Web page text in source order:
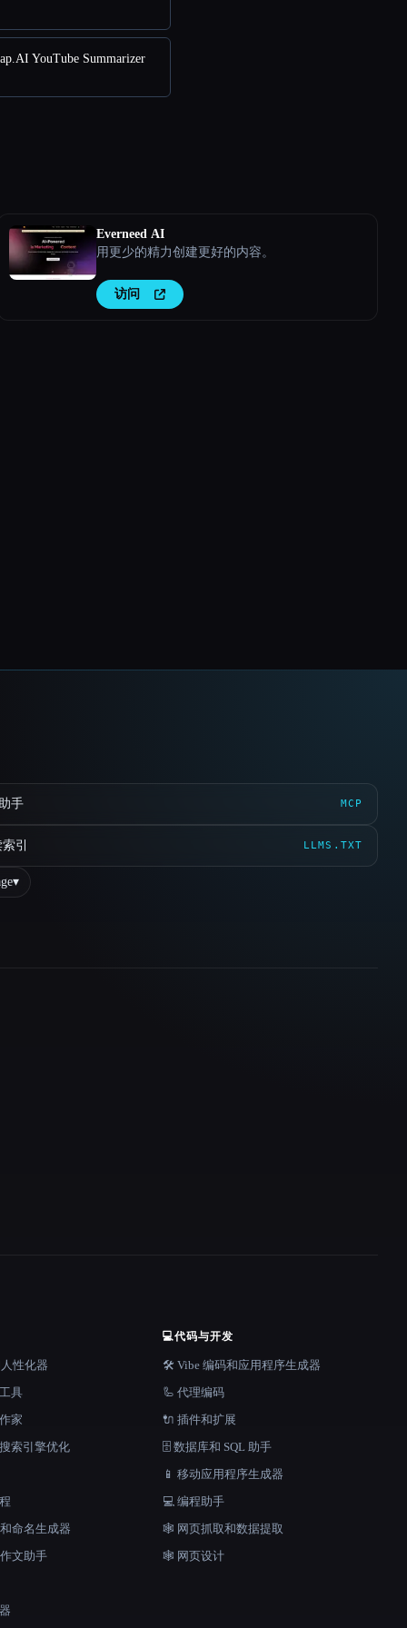
YouTube Summarizer
Everneed AI
用更少的精力创建更好的内容。
访问
手 MCP
引 LLMS.TXT
▾
性化器
具
家
索引擎优化
命名生成器
文助手
💻代码与开发
🛠️ Vibe 编码和应用程序生成器
🦾 代理编码
🔌 插件和扩展
🗄️ 数据库和 SQL 助手
📱 移动应用程序生成器
💻 编程助手
🕸️ 网页抓取和数据提取
🕸 网页设计